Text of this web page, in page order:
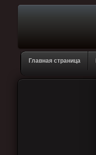
Главная страница